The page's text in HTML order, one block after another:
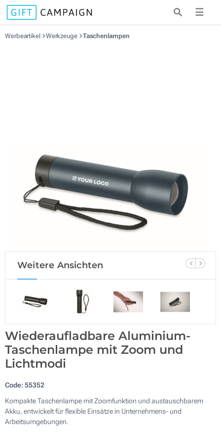
☰
Werbeartikel Werkzeuge Taschenlampen
Weitere Ansichten
Wiederaufladbare Aluminium-
Taschenlampe mit Zoom und
Lichtmodi
Code:55352
Kompakte Taschenlampe mit Zoomfunktion und austauschbarem
Akku, entwickelt für flexible Einsätze in Unternehmens- und
Arbeitsumgebungen.